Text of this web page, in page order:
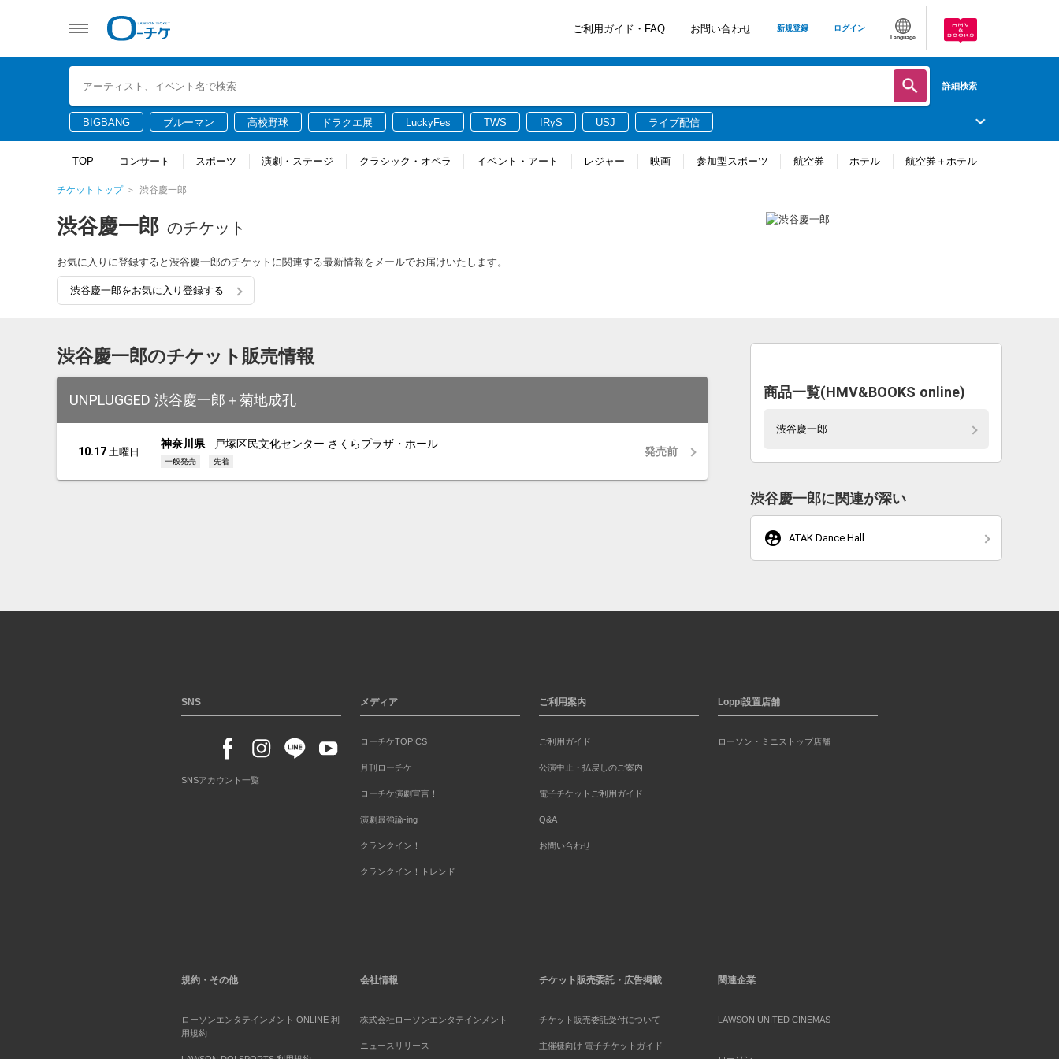
ご利用ガイド・FAQ お問い合わせ 新規登録 ログイン
Language
詳細検索
BIGBANG ブルーマン 高校野球 ドラクエ展 LuckyFes TWS IRyS USJ ライブ配信
TOP コンサート スポーツ 演劇・ステージ クラシック・オペラ イベント・アート レジャー 映画 参加型スポーツ 航空券 ホテル 航空券＋ホテル
チケットトップ 渋谷慶一郎
渋谷慶一郎 のチケット
お気に入りに登録すると渋谷慶一郎のチケットに関連する最新情報をメールでお届けいたします。
渋谷慶一郎をお気に入り登録する
渋谷慶一郎のチケット販売情報
UNPLUGGED 渋谷慶一郎＋菊地成孔
10.17 土曜日
神奈川県 戸塚区民文化センター さくらプラザ・ホール
一般発売 先着
発売前
商品一覧(HMV&BOOKS online)
渋谷慶一郎
渋谷慶一郎に関連が深い
supervised_user_circle ATAK Dance Hall
SNS
SNSアカウント一覧
メディア
ローチケTOPICS
月刊ローチケ
ローチケ演劇宣言！
演劇最強論-ing
クランクイン！
クランクイン！トレンド
ご利用案内
ご利用ガイド
公演中止・払戻しのご案内
電子チケットご利用ガイド
Q&A
お問い合わせ
Loppi設置店舗
ローソン・ミニストップ店舗
規約・その他
ローソンエンタテインメント ONLINE 利
用規約
会社情報
株式会社ローソンエンタテインメント
ニュースリリース
チケット販売委託・広告掲載
チケット販売委託受付について
主催様向け 電子チケットガイド
関連企業
LAWSON UNITED CINEMAS